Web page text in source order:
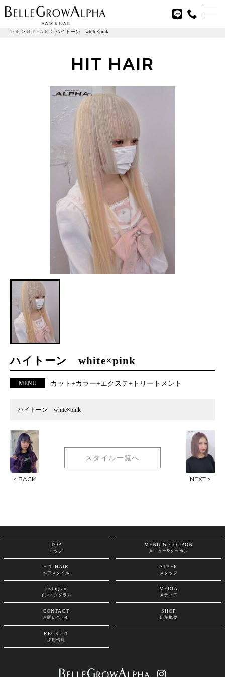

TOP HIT HAIR ハイトーン white×pink
HIT HAIR
ハイトーン white×pink
MENU カット+カラー+エクステ+トリートメント
ハイトーン white×pink
< BACK
スタイル一覧へ
NEXT >
TOP
トップ
MENU & COUPON
メニュー&クーポン
HIT HAIR
ヘアスタイル
STAFF
スタッフ
Instagram
インスタグラム
MEDIA
メディア
CONTACT
お問い合わせ
SHOP
店舗概要
RECRUIT
採用情報
